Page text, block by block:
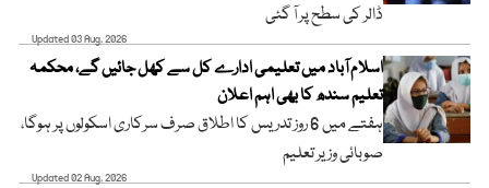
ڈالر کی سطح پر آ گئی
Updated 03 Aug, 2026
اسلام آباد میں تعلیمی ادارے کل سے کھل جائیں گے، محکمہ
تعلیم سندھ کا بھی اہم اعلان
ہفتے میں 6 روز تدریس کا اطلاق صرف سرکاری اسکولوں پر ہوگا،
صوبائی وزیر تعلیم
Updated 02 Aug, 2026